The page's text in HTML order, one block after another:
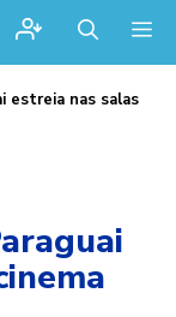
estreia nas salas